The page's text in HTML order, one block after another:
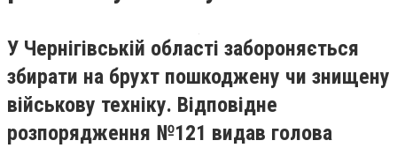
У Чернігівській області забороняється
збирати на брухт пошкоджену чи знищену
військову техніку. Відповідне
розпорядження №121 видав голова